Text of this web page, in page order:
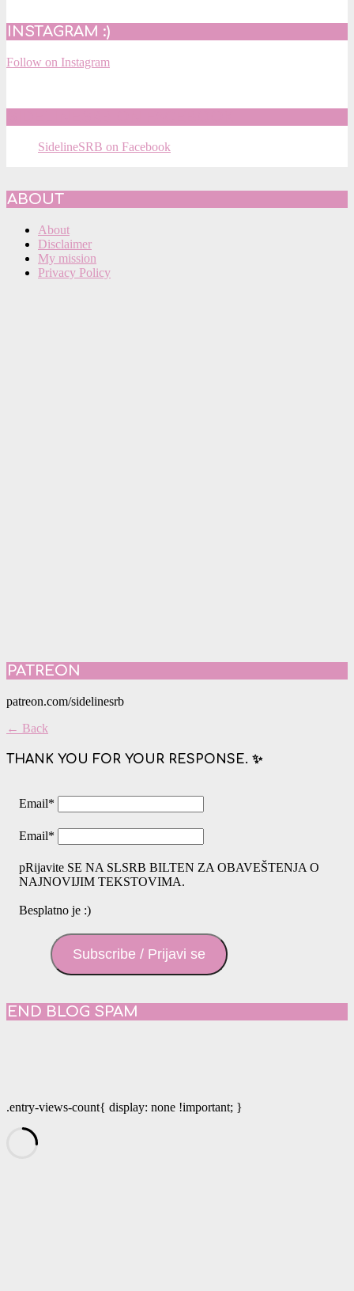
INSTAGRAM :)
Follow on Instagram
SidelineSRB on Facebook
ABOUT
About
Disclaimer
My mission
Privacy Policy
PATREON
patreon.com/sidelinesrb
← Back
THANK YOU FOR YOUR RESPONSE. ✨
Email*
Email*
pRijavite SE NA SLSRB BILTEN ZA OBAVEŠTENJA O
NAJNOVIJIM TEKSTOVIMA.
Besplatno je :)
Subscribe / Prijavi se
END BLOG SPAM
.entry-views-count{ display: none !important; }